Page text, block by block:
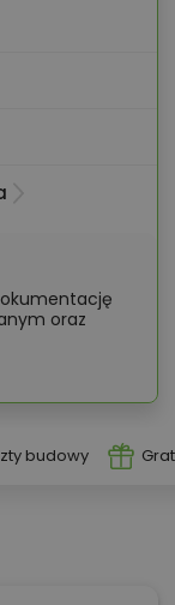
oraz
budowy